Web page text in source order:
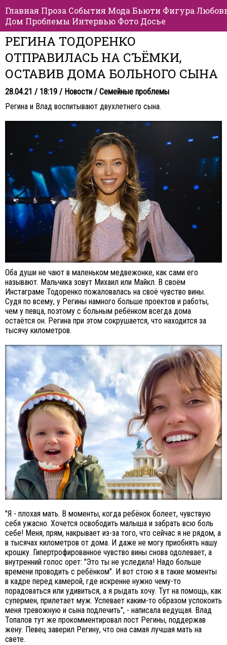
Главная Проза События Мода Бьюти Фигура
Дом Проблемы Интервью Фото Досье
РЕГИНА ТОДОРЕНКО
ОТПРАВИЛАСЬ НА СЪЁМКИ,
ОСТАВИВ ДОМА БОЛЬНОГО СЫНА
28.04.21 / 18:19 / Новости / Семейные проблемы
Регина и Влад воспитывают двухлетнего сына.
Оба души не чают в маленьком медвежонке, как сами его
называют. Мальчика зовут Михаил или Майкл. В своём
Инстаграме Тодоренко пожаловалась на своё чувство вины.
Судя по всему, у Регины намного больше проектов и работы,
чем у певца, поэтому с больным ребёнком всегда дома
остаётся он. Регина при этом сокрушается, что находится за
тысячу километров.
"Я - плохая мать. В моменты, когда ребёнок болеет, чувствую
себя ужасно. Хочется освободить малыша и забрать всю боль
себе! Меня, прям, накрывает из-за того, что сейчас я не рядом, а
в тысячах километров от дома. И даже не могу приобнять нашу
крошку. Гипертрофированное чувство вины снова одолевает, а
внутренний голос орет: "Это ты не уследила! Надо больше
времени проводить с ребёнком". И вот стою я в такие моменты
в кадре перед камерой, где искренне нужно чему-то
порадоваться или удивиться, а я рыдать хочу. Тут на помощь, как
супермен, прилетает муж. Успевает каким-то образом успокоить
меня тревожную и сына подлечить", - написала ведущая. Влад
Топалов тут же прокомментировал пост Регины, поддержав
жену. Певец заверил Регину, что она самая лучшая мать на
свете.